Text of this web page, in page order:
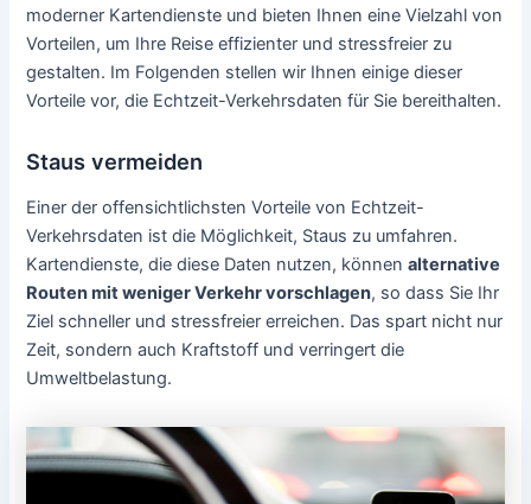
moderner Kartendienste und bieten Ihnen eine Vielzahl von
Vorteilen, um Ihre Reise effizienter und stressfreier zu
gestalten. Im Folgenden stellen wir Ihnen einige dieser
Vorteile vor, die Echtzeit-Verkehrsdaten für Sie bereithalten.
Staus vermeiden
Einer der offensichtlichsten Vorteile von Echtzeit-
Verkehrsdaten ist die Möglichkeit, Staus zu umfahren.
Kartendienste, die diese Daten nutzen, könnenalternative
Routen mit weniger Verkehr vorschlagen, so dass Sie Ihr
Ziel schneller und stressfreier erreichen. Das spart nicht nur
Zeit, sondern auch Kraftstoff und verringert die
Umweltbelastung.